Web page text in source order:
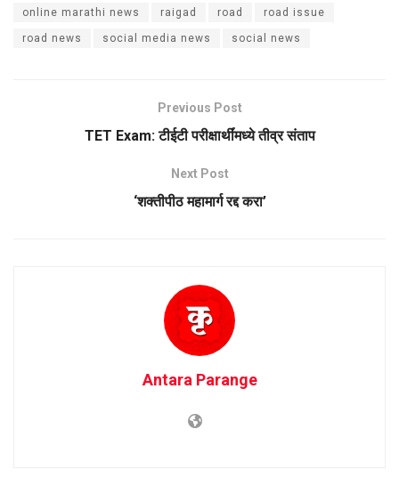
online marathi news raigad road road issue
road news social media news social news
Previous Post
TET Exam: टीईटी परीक्षार्थींमध्ये तीव्र संताप
Next Post
‌‘शक्तीपीठ महामार्ग रद्द करा’
Antara Parange